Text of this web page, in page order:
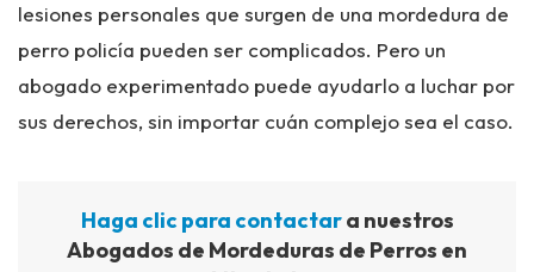
lesiones personales que surgen de una mordedura de
perro policía pueden ser complicados. Pero un
abogado experimentado puede ayudarlo a luchar por
sus derechos, sin importar cuán complejo sea el caso.
Haga clic para contactara nuestros
Abogados de Mordeduras de Perros en